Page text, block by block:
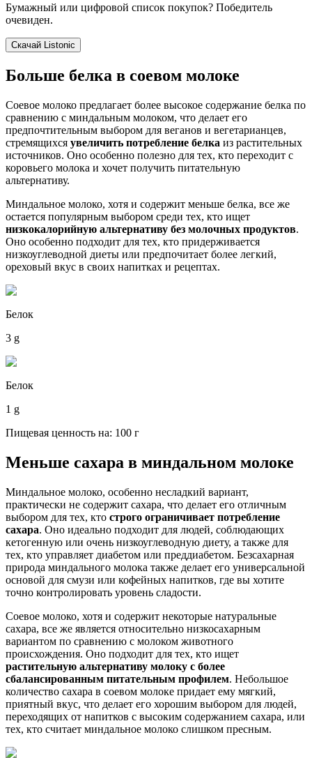
Бумажный или цифровой список покупок? Победитель
очевиден.
Скачай Listonic
Больше белка в соевом молоке
Соевое молоко предлагает более высокое содержание белка по
сравнению с миндальным молоком, что делает его
предпочтительным выбором для веганов и вегетарианцев,
стремящихся увеличить потребление белка из растительных
источников. Оно особенно полезно для тех, кто переходит с
коровьего молока и хочет получить питательную
альтернативу.
Миндальное молоко, хотя и содержит меньше белка, все же
остается популярным выбором среди тех, кто ищет
низкокалорийную альтернативу без молочных продуктов.
Оно особенно подходит для тех, кто придерживается
низкоуглеводной диеты или предпочитает более легкий,
ореховый вкус в своих напитках и рецептах.
Белок
3 g
Белок
1 g
Пищевая ценность на: 100 г
Меньше сахара в миндальном молоке
Миндальное молоко, особенно несладкий вариант,
практически не содержит сахара, что делает его отличным
выбором для тех, кто строго ограничивает потребление
сахара. Оно идеально подходит для людей, соблюдающих
кетогенную или очень низкоуглеводную диету, а также для
тех, кто управляет диабетом или преддиабетом. Безсахарная
природа миндального молока также делает его универсальной
основой для смузи или кофейных напитков, где вы хотите
точно контролировать уровень сладости.
Соевое молоко, хотя и содержит некоторые натуральные
сахара, все же является относительно низкосахарным
вариантом по сравнению с молоком животного
происхождения. Оно подходит для тех, кто ищет
растительную альтернативу молоку с более
сбалансированным питательным профилем. Небольшое
количество сахара в соевом молоке придает ему мягкий,
приятный вкус, что делает его хорошим выбором для людей,
переходящих от напитков с высоким содержанием сахара, или
тех, кто считает миндальное молоко слишком пресным.